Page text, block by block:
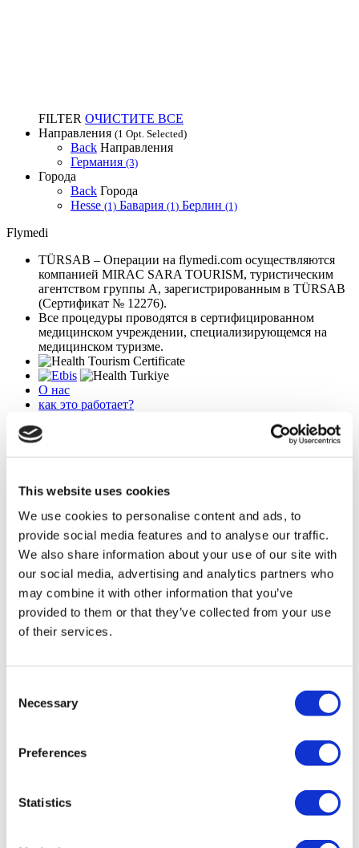
This website uses cookies
We use cookies to personalise content and ads, to
provide social media features and to analyse our traffic.
We also share information about your use of our site with
our social media, advertising and analytics partners who
may combine it with other information that you’ve
provided to them or that they’ve collected from your use
of their services.
Selection
Necessary
Preferences
Statistics
FILTER ОЧИСТИТЕ ВСЕ
Направления (1 Opt. Selected)
Back Направления
Германия (3)
Города
Back Города
Hesse (1) Бавария (1) Берлин (1)
Flymedi
TÜRSAB – Операции на flymedi.com осуществляются
компанией MIRAC SARA TOURISM, туристическим
агентством группы A, зарегистрированным в TÜRSAB
(Сертификат № 12276).
Все процедуры проводятся в сертифицированном
медицинском учреждении, специализирующемся на
медицинском туризме.
О нас
как это работает?
Авторы & рецензенты
Plany Platezhey
FAQ
Политика Конфиденциальности
Условия и Положения
Политика отмены
Свяжитесь с нами
Добавьте свою клинику
Турция Клиники
Poland Клиники
Thailand Клиники